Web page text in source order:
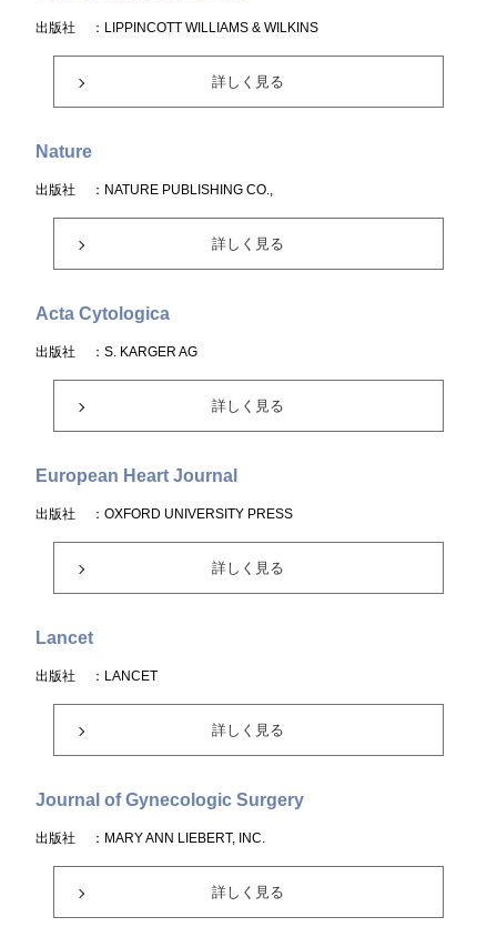
出版社 ：LIPPINCOTT WILLIAMS & WILKINS
詳しく見る
Nature
出版社 ：NATURE PUBLISHING CO.,
詳しく見る
Acta Cytologica
出版社 ：S. KARGER AG
詳しく見る
European Heart Journal
出版社 ：OXFORD UNIVERSITY PRESS
詳しく見る
Lancet
出版社 ：LANCET
詳しく見る
Journal of Gynecologic Surgery
出版社 ：MARY ANN LIEBERT, INC.
詳しく見る